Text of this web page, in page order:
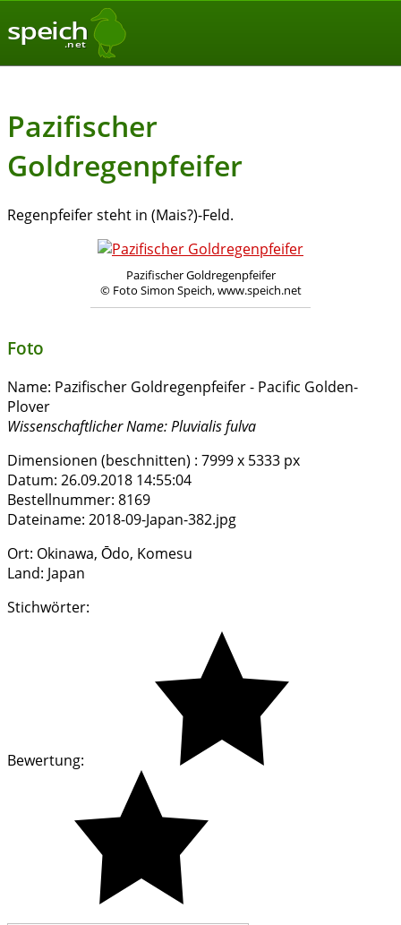
speich
.net
Pazifischer
Goldregenpfeifer
Regenpfeifer steht in (Mais?)-Feld.
Pazifischer Goldregenpfeifer
© Foto Simon Speich, www.speich.net
Foto
Name: Pazifischer Goldregenpfeifer - Pacific Golden-
Plover
Wissenschaftlicher Name:Pluvialis fulva
Dimensionen (beschnitten) : 7999 x 5333 px
Datum: 26.09.2018 14:55:04
Bestellnummer: 8169
Dateiname: 2018-09-Japan-382.jpg
Ort: Okinawa, Ōdo, Komesu
Land: Japan
Stichwörter:
Bewertung: